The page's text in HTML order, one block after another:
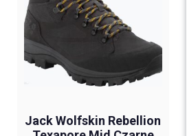
Jack Wolfskin Rebellion